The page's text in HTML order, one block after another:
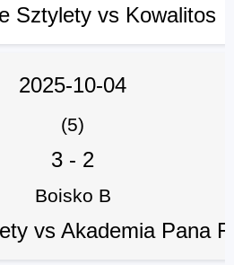
Sztylety vs Kowalitos
2025-10-04
(5)
3 - 2
Boisko B
vs Akademia Pana